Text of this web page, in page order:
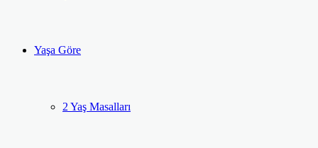
Yaşa Göre
2 Yaş Masalları